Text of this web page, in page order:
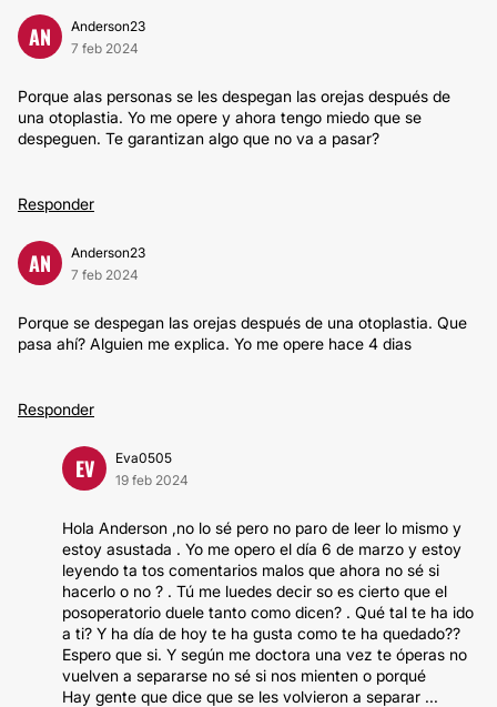
AN
Anderson23
7 feb 2024
Porque alas personas se les despegan las orejas después de
una otoplastia. Yo me opere y ahora tengo miedo que se
despeguen. Te garantizan algo que no va a pasar?
Responder
AN
Anderson23
7 feb 2024
Porque se despegan las orejas después de una otoplastia. Que
pasa ahí? Alguien me explica. Yo me opere hace 4 dias
Responder
EV
Eva0505
19 feb 2024
Hola Anderson ,no lo sé pero no paro de leer lo mismo y
estoy asustada . Yo me opero el día 6 de marzo y estoy
leyendo ta tos comentarios malos que ahora no sé si
hacerlo o no ? . Tú me luedes decir so es cierto que el
posoperatorio duele tanto como dicen? . Qué tal te ha ido
a ti? Y ha día de hoy te ha gusta como te ha quedado??
Espero que si. Y según me doctora una vez te óperas no
vuelven a separarse no sé si nos mienten o porqué
Hay gente que dice que se les volvieron a separar ...